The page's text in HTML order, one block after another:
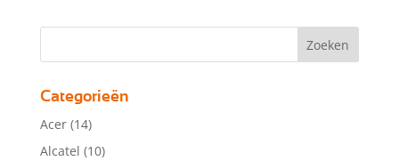
Categorieën
Acer (14)
Alcatel (10)